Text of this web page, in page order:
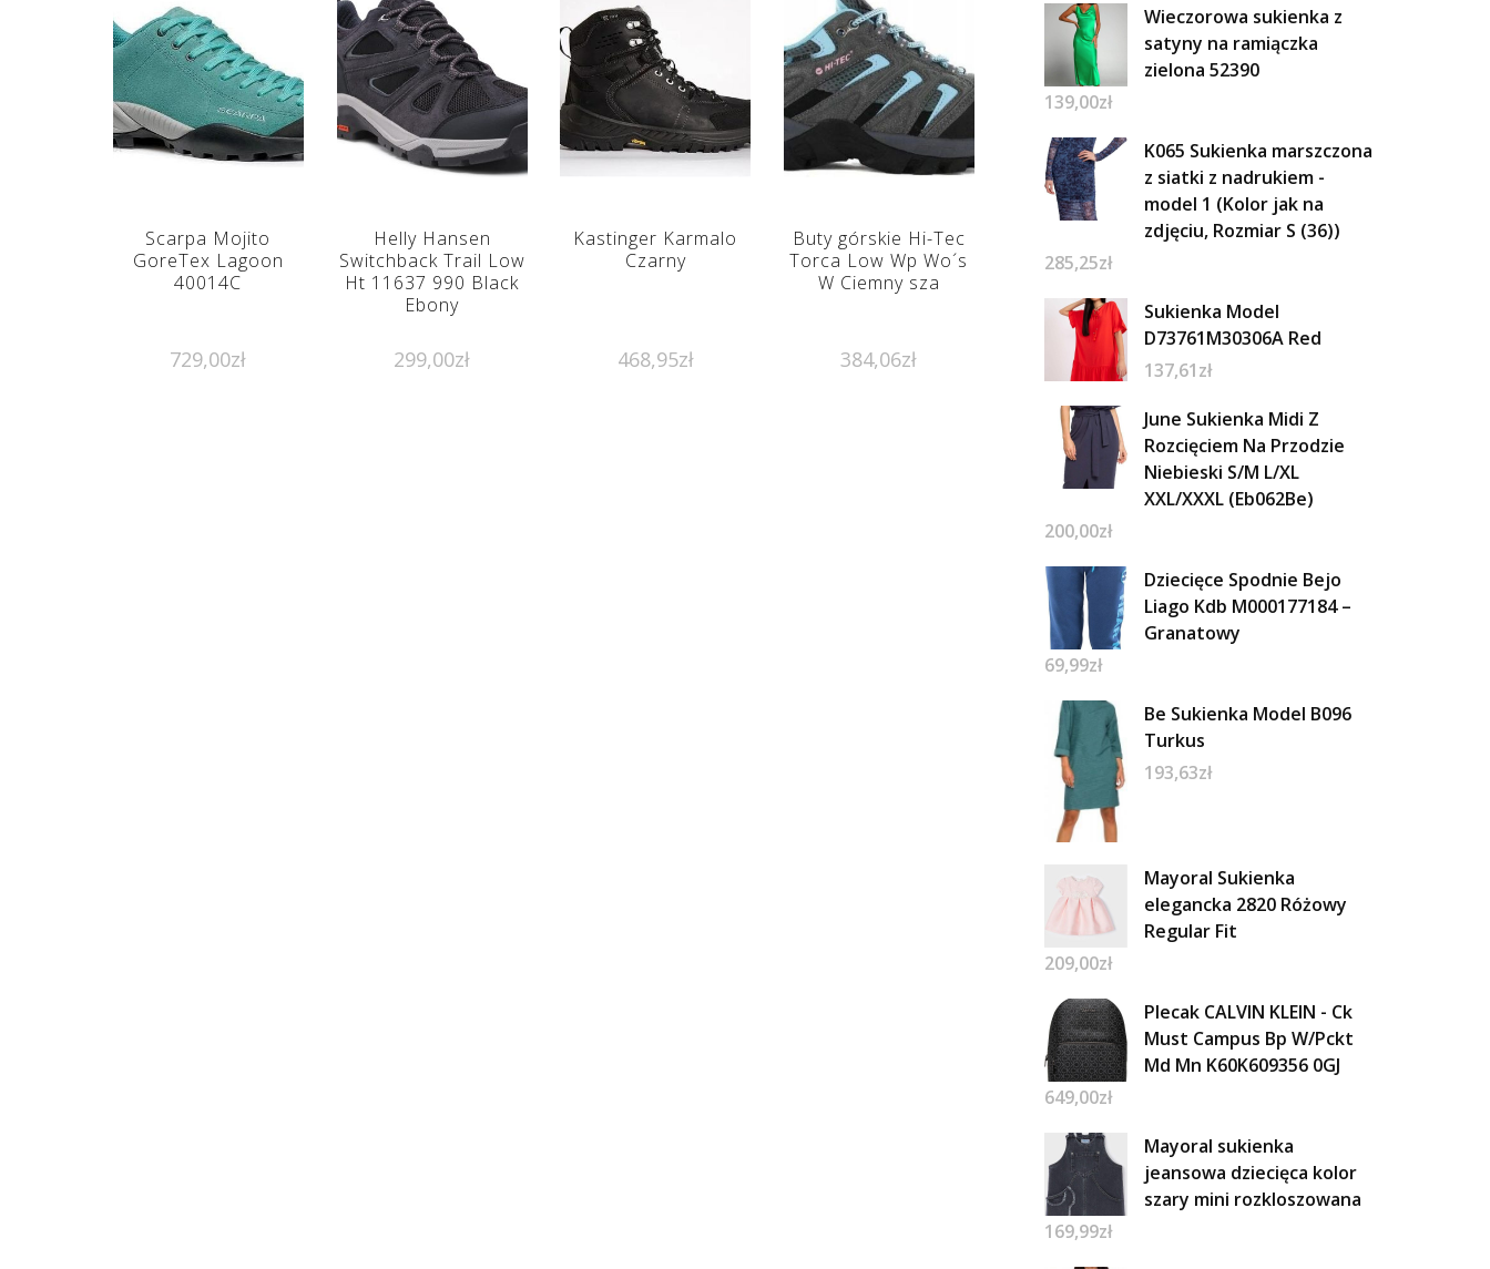
Scarpa Mojito
GoreTex Lagoon
40014C
729,00zł
Helly Hansen
Switchback Trail Low
Ht 11637 990 Black
Ebony
299,00zł
Kastinger Karmalo
Czarny
468,95zł
Buty górskie Hi-Tec
Torca Low Wp Wo´s
W Ciemny sza
384,06zł
Wieczorowa sukienka z
satyny na ramiączka
zielona 52390
139,00zł
K065 Sukienka marszczona
z siatki z nadrukiem -
model 1 (Kolor jak na
zdjęciu, Rozmiar S (36))
285,25zł
Sukienka Model
D73761M30306A Red
137,61zł
June Sukienka Midi Z
Rozcięciem Na Przodzie
Niebieski S/M L/XL
XXL/XXXL (Eb062Be)
200,00zł
Dziecięce Spodnie Bejo
Liago Kdb M000177184 –
Granatowy
69,99zł
Be Sukienka Model B096
Turkus
193,63zł
Mayoral Sukienka
elegancka 2820 Różowy
Regular Fit
209,00zł
Plecak CALVIN KLEIN - Ck
Must Campus Bp W/Pckt
Md Mn K60K609356 0GJ
649,00zł
Mayoral sukienka
jeansowa dziecięca kolor
szary mini rozkloszowana
169,99zł